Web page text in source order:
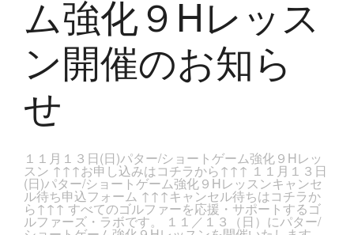
ム強化９Hレッス
ン開催のお知ら
せ
１１月１３日(日)パター/ショートゲーム強化９Hレッ
スン ↑↑↑お申し込みはコチラから↑↑↑ １１月１３日
(日)パター/ショートゲーム強化９Hレッスンキャンセ
ル待ち申込フォーム ↑↑↑キャンセル待ちはコチラか
ら↑↑↑ すべてのゴルファーを応援・サポートするゴ
ルファーズ・ラボです。 １１／１３（日）にパター/